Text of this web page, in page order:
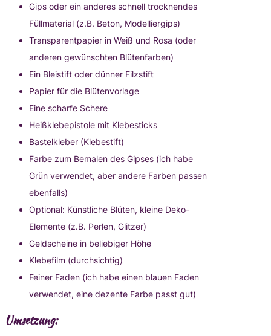
Gips oder ein anderes schnell trocknendes
Füllmaterial (z.B. Beton, Modelliergips)
Transparentpapier in Weiß und Rosa (oder
anderen gewünschten Blütenfarben)
Ein Bleistift oder dünner Filzstift
Papier für die Blütenvorlage
Eine scharfe Schere
Heißklebepistole mit Klebesticks
Bastelkleber (Klebestift)
Farbe zum Bemalen des Gipses (ich habe
Grün verwendet, aber andere Farben passen
ebenfalls)
Optional: Künstliche Blüten, kleine Deko-
Elemente (z.B. Perlen, Glitzer)
Geldscheine in beliebiger Höhe
Klebefilm (durchsichtig)
Feiner Faden (ich habe einen blauen Faden
verwendet, eine dezente Farbe passt gut)
Umsetzung: